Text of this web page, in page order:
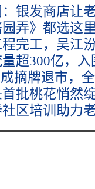
银发商店让
弄》都选这
完工，吴江
超300亿，
摘牌退市，
批桃花悄然
区培训助力